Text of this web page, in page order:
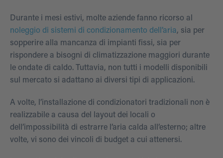
Durante i mesi estivi, molte aziende fanno ricorso al
noleggio di sistemi di condizionamento dell’aria, sia per
sopperire alla mancanza di impianti fissi, sia per
rispondere a bisogni di climatizzazione maggiori durante
le ondate di caldo. Tuttavia, non tutti i modelli disponibili
sul mercato si adattano ai diversi tipi di applicazioni.
A volte, l’installazione di condizionatori tradizionali non è
realizzabile a causa del layout dei locali o
dell’impossibilità di estrarre l’aria calda all’esterno; altre
volte, vi sono dei vincoli di budget a cui attenersi.